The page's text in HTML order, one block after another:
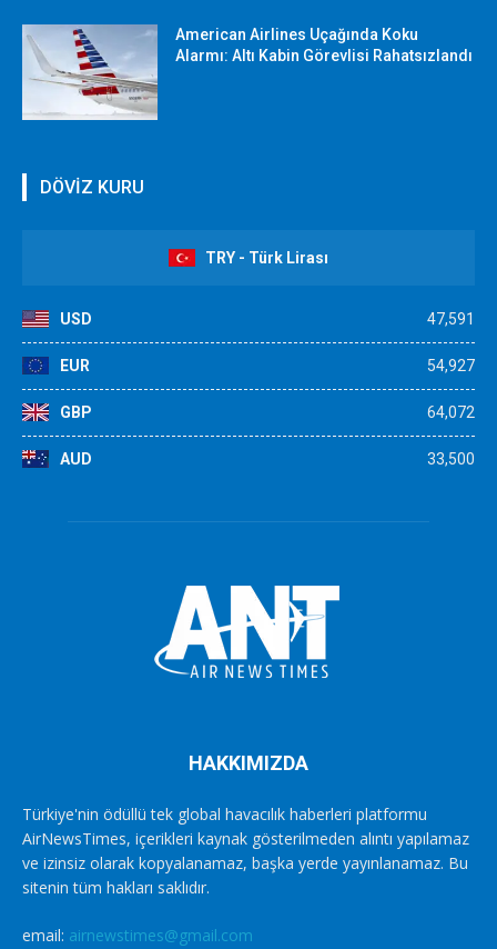
American Airlines Uçağında Koku
Alarmı: Altı Kabin Görevlisi Rahatsızlandı
DÖVİZ KURU
TRY - Türk Lirası
USD 47,591
EUR 54,927
GBP 64,072
AUD 33,500
HAKKIMIZDA
Türkiye'nin ödüllü tek global havacılık haberleri platformu
AirNewsTimes, içerikleri kaynak gösterilmeden alıntı yapılamaz
ve izinsiz olarak kopyalanamaz, başka yerde yayınlanamaz. Bu
sitenin tüm hakları saklıdır.
email: airnewstimes@gmail.com